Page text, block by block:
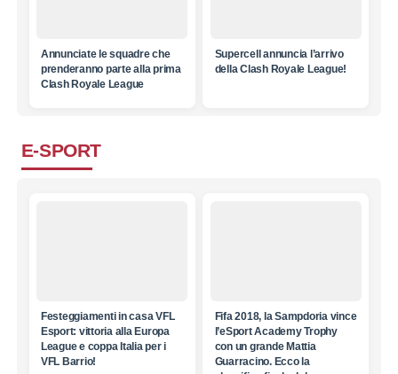
Annunciate le squadre che
prenderanno parte alla prima
Clash Royale League
Supercell annuncia l’arrivo
della Clash Royale League!
E-SPORT
Festeggiamenti in casa VFL
Esport: vittoria alla Europa
League e coppa Italia per i
VFL Barrio!
Fifa 2018, la Sampdoria vince
l’eSport Academy Trophy
con un grande Mattia
Guarracino. Ecco la